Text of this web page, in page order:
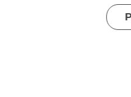
et son site internet vous
dans la catégorie
de l'environnement,